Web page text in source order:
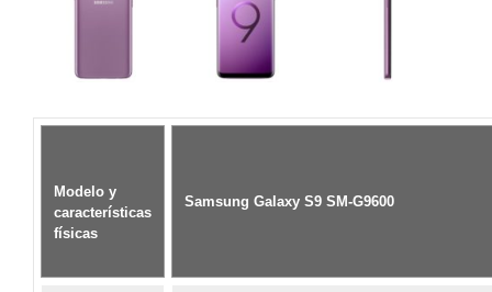
Modelo y
características
físicas
Samsung Galaxy S9 SM-G9600